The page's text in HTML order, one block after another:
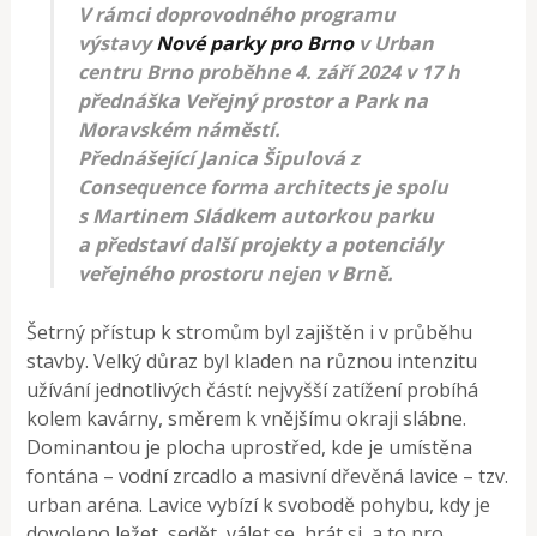
V rámci doprovodného programu
výstavyNové parky pro Brnov Urban
centru Brno proběhne 4. září 2024 v 17 h
přednáška Veřejný prostor a Park na
Moravském náměstí.
Přednášející Janica Šipulová z
Consequence forma architects je spolu
s Martinem Sládkem autorkou parku
a představí další projekty a potenciály
veřejného prostoru nejen v Brně.
Šetrný přístup k stromům byl zajištěn i v průběhu
stavby. Velký důraz byl kladen na různou intenzitu
užívání jednotlivých částí: nejvyšší zatížení probíhá
kolem kavárny, směrem k vnějšímu okraji slábne.
Dominantou je plocha uprostřed, kde je umístěna
fontána – vodní zrcadlo a masivní dřevěná lavice – tzv.
urban aréna. Lavice vybízí k svobodě pohybu, kdy je